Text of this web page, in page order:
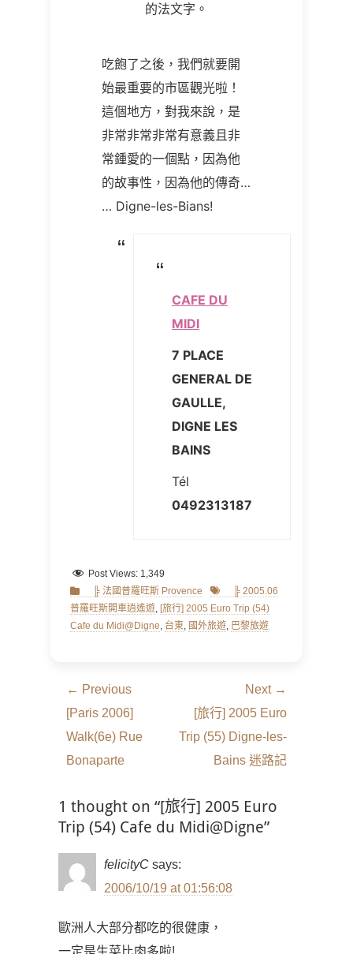
的法文字。
吃飽了之後，我們就要開
始最重要的市區觀光啦！
這個地方，對我來說，是
非常非常非常有意義且非
常鍾愛的一個點，因為他
的故事性，因為他的傳奇…
… Digne-les-Bians!
CAFE DU
MIDI
7 PLACE
GENERAL DE
GAULLE,
DIGNE LES
BAINS
Tél
0492313187
Post Views: 1,349
Categories
╠ 法國普羅旺斯 Provence Tags ╠ 2005.06
普羅旺斯開車逍遙遊, [旅行] 2005 Euro Trip (54)
Cafe du Midi@Digne, 台東, 國外旅遊, 巴黎旅遊
文
章
導
← Previous
Previous
post:
[Paris 2006]
Walk(6e) Rue
Bonaparte
Next →
Next
post:
[旅行] 2005 Euro
Trip (55) Digne-les-
Bains 迷路記
1 thought on “[旅行] 2005 Euro
Trip (54) Cafe du Midi@Digne”
felicityC says:
2006/10/19 at 01:56:08
歐洲人大部分都吃的很健康，
一定是生菜比肉多啦!